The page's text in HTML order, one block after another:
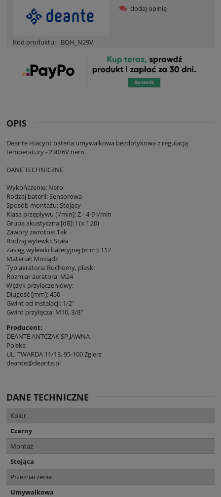
Kod produktu: BQH_N29V
dodaj opinię
OPIS
Deante Hiacynt bateria umywalkowa bezdotykowa z regulacją
temperatury - 230/6V nero.
DANE TECHNICZNE
Wykończenie: Nero
Rodzaj baterii: Sensorowa
Sposób montażu: Stojący
Klasa przepływu [l/min]: Z - 4-9 l/min
Grupa akustyczna [dB]: I (x ? 20)
Zawory zwrotne: Tak
Rodzaj wylewki: Stała
Zasięg wylewki bateryjnej [mm]: 112
Materiał: Mosiądz
Typ aeratora: Ruchomy, płaski
Rozmiar aeratora: M24
Wężyk przyłączeniowy:
Długość [mm]: 450
Gwint od instalacji: 1/2''
Gwint przyłącza: M10, 3/8''
Producent:
DEANTE ANTCZAK SP.JAWNA
Polska
UL. TWARDA 11/13, 95-100 Zgierz
deante@deante.pl
DANE TECHNICZNE
Kolor
Czarny
Montaż
Stojąca
Przeznaczenie
Umywalkowa